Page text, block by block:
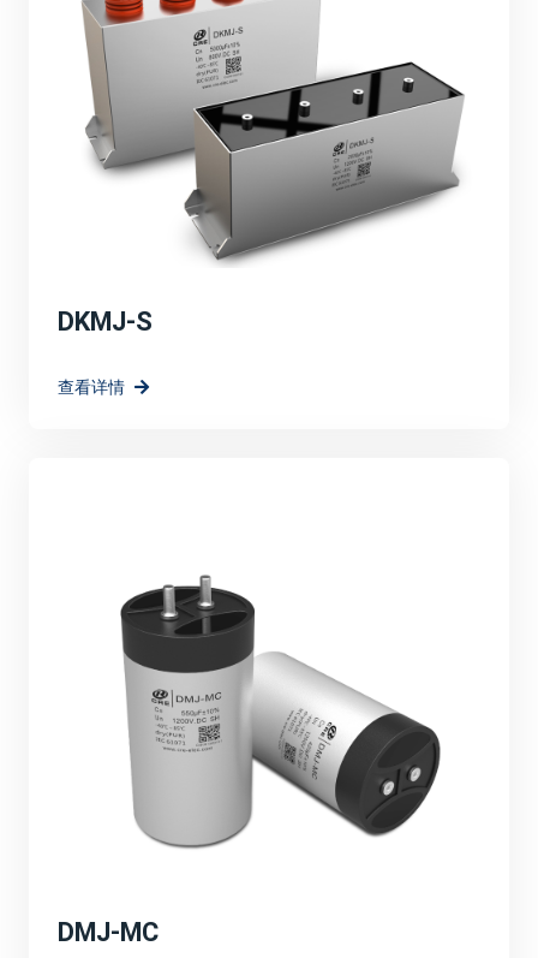
针对光伏、风电等新能源应用场景，宸瑞科技可能提供了
定制化的薄膜电容器解决方案。这些解决方案充分考虑了
新能源系统的特殊需求，如高电压、大电流、宽温度范围
等，确保了电容器在复杂环境下的稳定运行。
高效能与环保：
强调宸瑞科技的薄膜电容器在提升系统效率方面的作用，
如降低能量损耗、提高电能转换效率等。同时，也突出产
宸瑞科技在薄膜电容器领域的长远规划和愿景，包括持续
宸瑞科技积极响应全球能源转型和碳中和目标，致力于推
动绿色能源的发展。公司将继续秉承可持续发展的理念，
为客户提供更加环保、高效的能源解决方案，为地球环境
贡献一份力量。
深圳PCIM展会的成功举办不仅为宸瑞科技提供了一个
展示自身实力和品牌形象的重要平台，更为公司未来的发
展注入了新的活力和机遇。宸瑞科技将以此次展会为契
机，不断创新进取，为全球绿色能源事业贡献更多力量。
DKMJ-S
查看详情
DMJ-MC